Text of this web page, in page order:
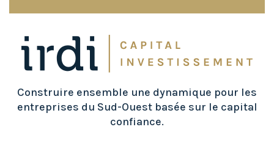
Construire ensemble une dynamique pour les
entreprises du Sud-Ouest basée sur le capital
confiance.